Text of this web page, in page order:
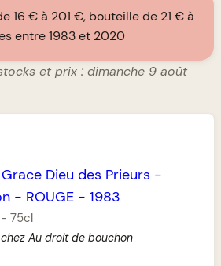
16 € à 201 €, bouteille de 21 € à
entre 1983 et 2020
et prix : dimanche 9 août
Dieu des Prieurs -
- ROUGE -1983
-75cl
Au droit de bouchon